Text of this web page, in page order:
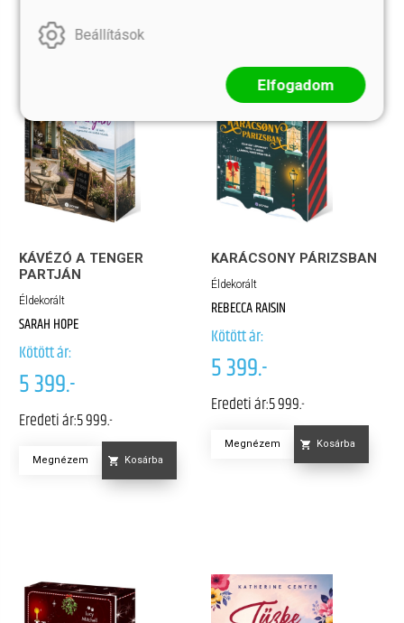
KÁVÉZÓ A TENGER
PARTJÁN
Éldekorált
SARAH HOPE
Kötött ár:
5 399.-
Eredeti ár:5 999.-
Megnézem Kosárba
KARÁCSONY PÁRIZSBAN
Éldekorált
REBECCA RAISIN
Kötött ár:
5 399.-
Eredeti ár:5 999.-
Megnézem Kosárba
Beállítások
Elfogadom